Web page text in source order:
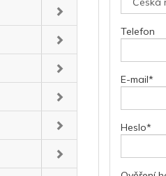
Telefon
E-mail*
Heslo*